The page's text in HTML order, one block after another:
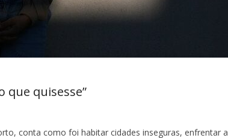
que quisesse”
conta como foi habitar cidades inseguras, enfrentar a